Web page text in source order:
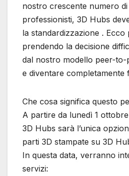
nostro crescente numero
professionisti, 3D Hubs
la standardizzazione . Ecco
prendendo la decisione
dal nostro modello peer-to-
e diventare completamente
Che cosa significa questo
A partire da lunedì 1
3D Hubs sarà l’unica
parti 3D stampate su 3D
In questa data, verranno
servizi: